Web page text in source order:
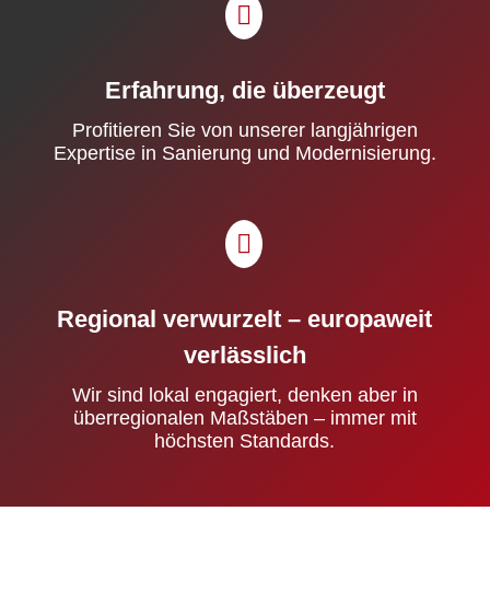

Erfahrung, die überzeugt
Prof­i­tieren Sie von unser­er langjähri­gen
Exper­tise in Sanierung und Mod­ernisierung.

Regional verwurzelt – europaweit
verlässlich
Wir sind lokal engagiert, denken aber in
über­re­gionalen Maßstäben – immer mit
höch­sten Stan­dards.